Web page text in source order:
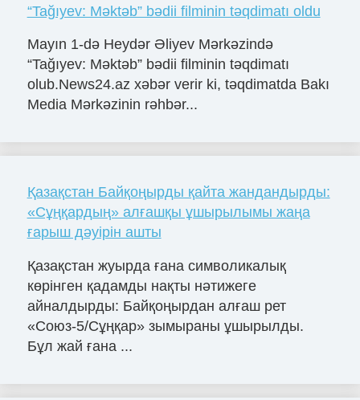
“Tağıyev: Məktəb” bədii filminin təqdimatı oldu
Mayın 1-də Heydər Əliyev Mərkəzində
“Tağıyev: Məktəb” bədii filminin təqdimatı
olub.News24.az xəbər verir ki, təqdimatda Bakı
Media Mərkəzinin rəhbər...
Қазақстан Байқоңырды қайта жандандырды:
«Сұңқардың» алғашқы ұшырылымы жаңа
ғарыш дәуірін ашты
Қазақстан жуырда ғана символикалық
көрінген қадамды нақты нәтижеге
айналдырды: Байқоңырдан алғаш рет
«Союз-5/Сұңқар» зымыраны ұшырылды.
Бұл жай ғана ...